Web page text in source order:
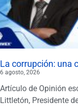
La corrupción: una
6 agosto, 2026
Artículo de Opinión
Littletón, Presidente